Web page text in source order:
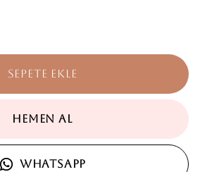
SEPETE EKLE
HEMEN AL
WHATSAPP